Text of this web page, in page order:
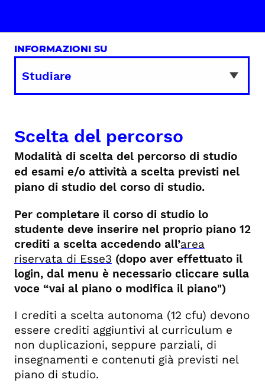
INFORMAZIONI SU
Scelta del percorso
Modalità di scelta del percorso di studio
ed esami e/o attività a scelta previsti nel
piano di studio del corso di studio.
Per completare il corso di studio lo
studente deve inserire nel proprio piano 12
crediti a scelta accedendo all’area
riservata di Esse3 (dopo aver effettuato il
login, dal menu è necessario cliccare sulla
voce “vai al piano o modifica il piano")
I crediti a scelta autonoma (12 cfu) devono
essere crediti aggiuntivi al curriculum e
non duplicazioni, seppure parziali, di
insegnamenti e contenuti già previsti nel
piano di studio.